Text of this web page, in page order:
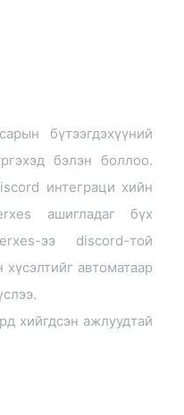
бүтээгдэхүүний
бэлэн боллоо.
интеграци хийн
ашигладаг бүх
ээ discord-той
автоматаар
хийгдсэн ажлуудтай